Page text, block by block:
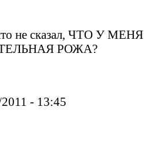
не сказал, ЧТО У МЕНЯ
РОЖА?
- 13:45